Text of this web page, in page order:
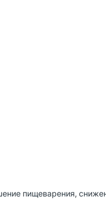
пищеварения,